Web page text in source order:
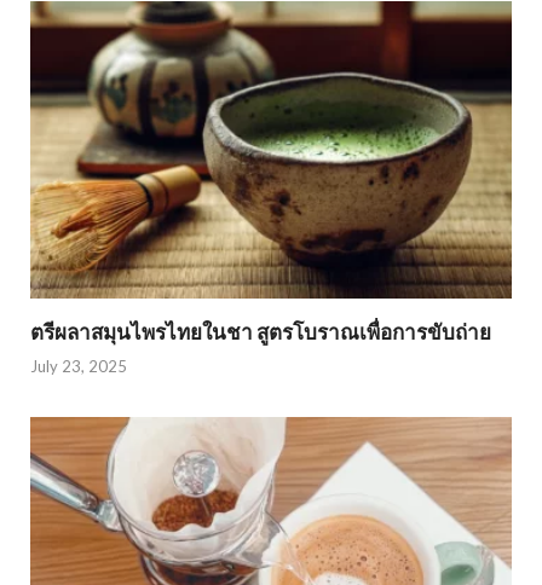
ตรีผลาสมุนไพรไทยในชา สูตรโบราณเพื่อการขับถ่าย
July 23, 2025